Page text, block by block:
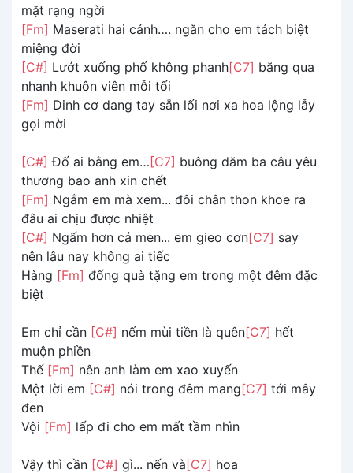
mặt rạng ngời
[Fm] Maserati hai cánh…. ngăn cho em tách biệt
miệng đời
[C#] Lướt xuống phố không phanh[C7] băng qua
nhanh khuôn viên mỗi tối
[Fm] Dinh cơ dang tay sẵn lối nơi xa hoa lộng lẫy
gọi mời
[C#] Đố ai bằng em…[C7] buông dăm ba câu yêu
thương bao anh xin chết
[Fm] Ngắm em mà xem... đôi chân thon khoe ra
đâu ai chịu được nhiệt
[C#] Ngấm hơn cả men... em gieo cơn[C7] say
nên lâu nay không ai tiếc
Hàng [Fm] đống quà tặng em trong một đêm đặc
biệt
Em chỉ cần [C#] nếm mùi tiền là quên[C7] hết
muộn phiền
Thế [Fm] nên anh làm em xao xuyến
Một lời em [C#] nói trong đêm mang[C7] tới mây
đen
Vội [Fm] lấp đi cho em mất tầm nhìn
Vậy thì cần [C#] gì... nến và[C7] hoa